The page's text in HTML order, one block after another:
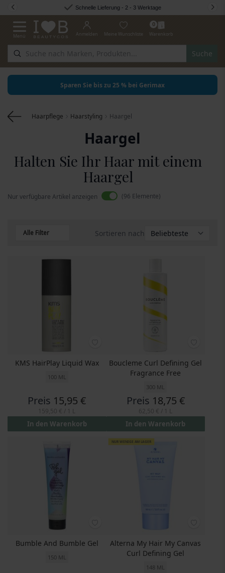
Zum Inhalt springen Schnelle Lieferung - 2 - 3 Werktage
Navigation umschalten
Menü
Suche
Anmelden Meine Wunschliste
0
Warenkorb
Sparen Sie bis zu 25 % bei Gerimax
Haarpflege Haarstyling Haargel
Haargel
Halten Sie Ihr Haar mit einem
Haargel
Nur verfügbare Artikel anzeigen 96 Elemente
Alle Filter Sortieren nach
KMS HairPlay Liquid Wax
100 ML
Preis 15,95 €
In den Warenkorb
Boucleme Curl Defining Gel
Fragrance Free
300 ML
Preis 18,75 €
In den Warenkorb
Bumble And Bumble Gel
150 ML
NUR WENIGE AM LAGER
Alterna My Hair My Canvas
Curl Defining Gel
148 ML